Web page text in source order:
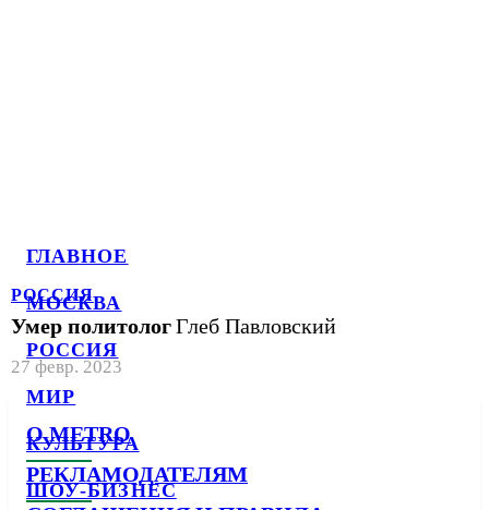
ГЛАВНОЕ
МОСКВА
РОССИЯ
МИР
КУЛЬТУРА
ШОУ-БИЗНЕС
РОССИЯ
Умер политологГлеб Павловский
27 февр. 2023
О METRO
РЕКЛАМОДАТЕЛЯМ